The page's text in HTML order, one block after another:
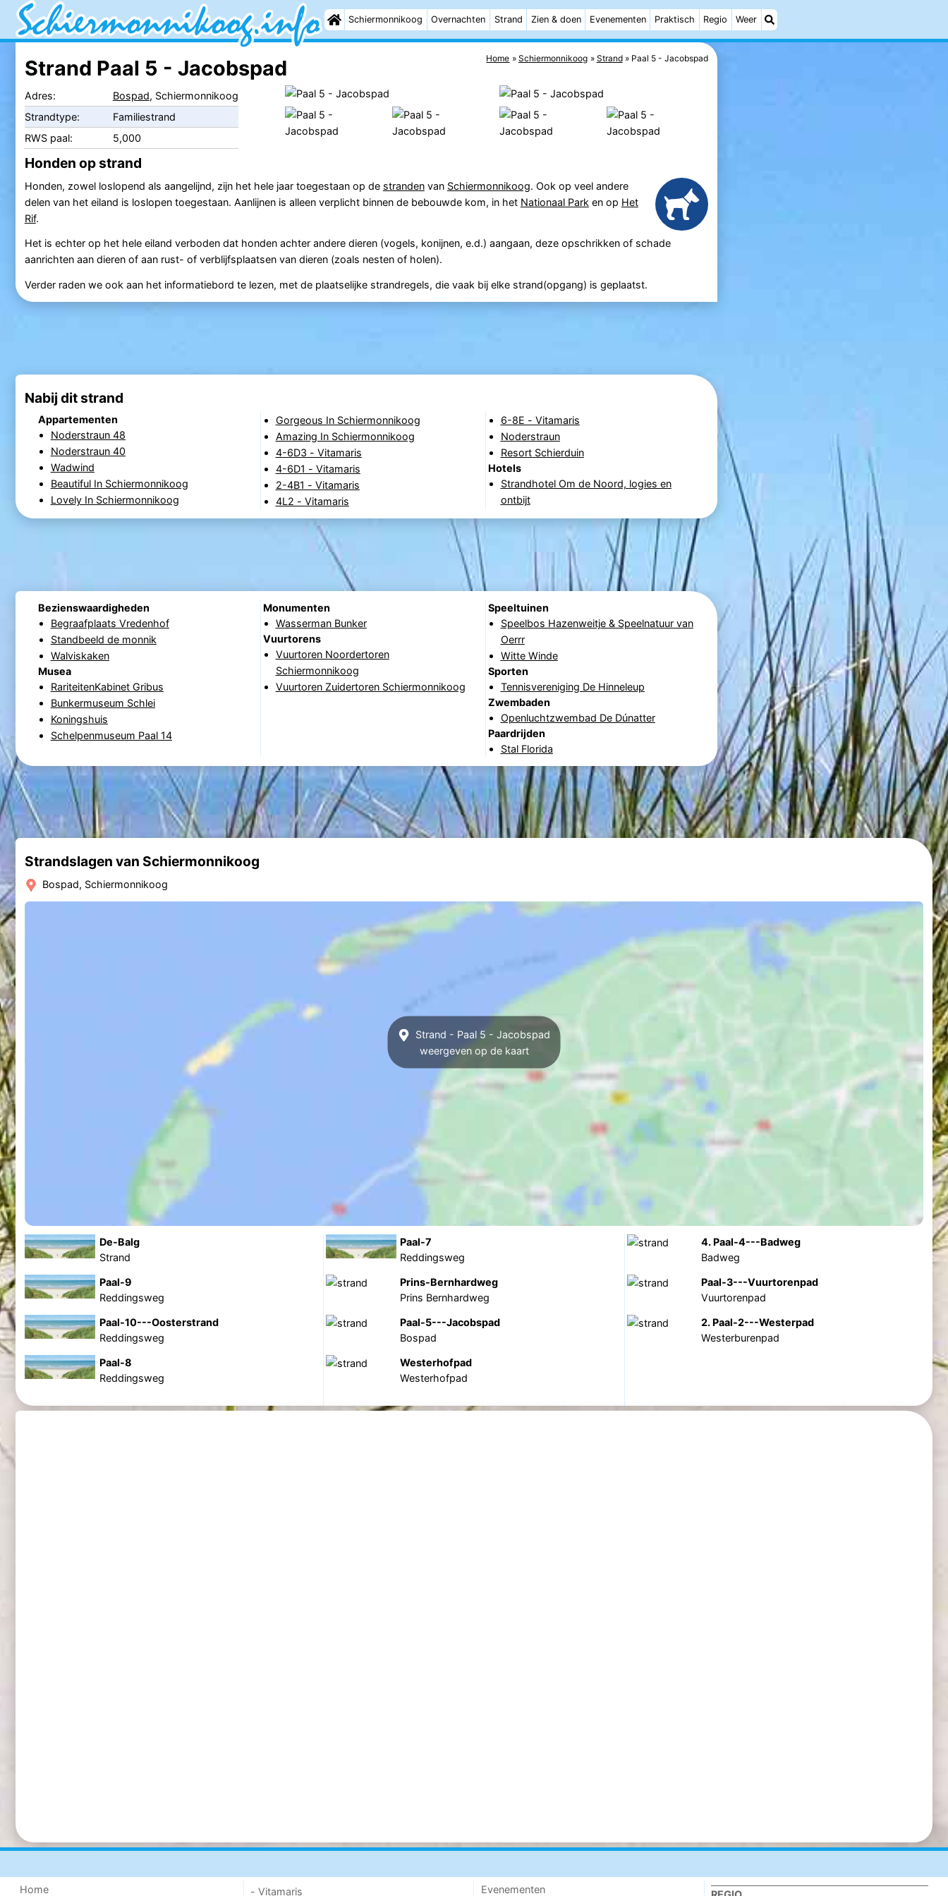
Schiermonnikoog Overnachten Strand Zien & doen Evenementen Praktisch Regio Weer
Home Schiermonnikoog Strand Paal 5 - Jacobspad
Strand Paal 5 - Jacobspad
Adres: Bospad, Schiermonnikoog
Strandtype:
Familiestrand
RWS paal:
5,000
Honden op strand
Honden, zowel loslopend als aangelijnd, zijn het hele jaar toegestaan op de strandenvan Schiermonnikoog. Ook op veel andere
delen van het eiland is loslopen toegestaan. Aanlijnen is alleen verplicht binnen de bebouwde kom, in het Nationaal Park en op Het
Rif.
Het is echter op het hele eiland verboden dat honden achter andere dieren (vogels, konijnen, e.d.) aangaan, deze opschrikken of schade
aanrichten aan dieren of aan rust- of verblijfsplaatsen van dieren (zoals nesten of holen).
Verder raden we ook aan het informatiebord te lezen, met de plaatselijke strandregels, die vaak bij elke strand(opgang) is geplaatst.
Nabij dit strand
Appartementen
Noderstraun 48
Noderstraun 40
Wadwind
Beautiful In Schiermonnikoog
Lovely In Schiermonnikoog
Gorgeous In Schiermonnikoog
Amazing In Schiermonnikoog
4-6D3 - Vitamaris
4-6D1 - Vitamaris
2-4B1 - Vitamaris
4L2 - Vitamaris
6-8E - Vitamaris
Noderstraun
Resort Schierduin
Hotels
Strandhotel Om de Noord, logies en
ontbijt
Bezienswaardigheden
Begraafplaats Vredenhof
Standbeeld de monnik
Walviskaken
Musea
RariteitenKabinet Gribus
Bunkermuseum Schlei
Koningshuis
Schelpenmuseum Paal 14
Monumenten
Wasserman Bunker
Vuurtorens
Vuurtoren Noordertoren
Schiermonnikoog
Vuurtoren Zuidertoren Schiermonnikoog
Speeltuinen
Speelbos Hazenweitje & Speelnatuur van
Oerrr
Witte Winde
Sporten
Tennisvereniging De Hinneleup
Zwembaden
Openluchtzwembad De Dúnatter
Paardrijden
Stal Florida
Strandslagen van Schiermonnikoog
Bospad, Schiermonnikoog
Strand - Paal 5 - Jacobspad
weergeven op de kaart
De-Balg
Strand
Paal-9
Reddingsweg
Paal-10---Oosterstrand
Reddingsweg
Paal-8
Reddingsweg
Paal-7
Reddingsweg
Prins-Bernhardweg
Prins Bernhardweg
Paal-5---Jacobspad
Bospad
Westerhofpad
Westerhofpad
4. Paal-4---Badweg
Badweg
Paal-3---Vuurtorenpad
Vuurtorenpad
2. Paal-2---Westerpad
Westerburenpad
Home - Vitamaris Evenementen